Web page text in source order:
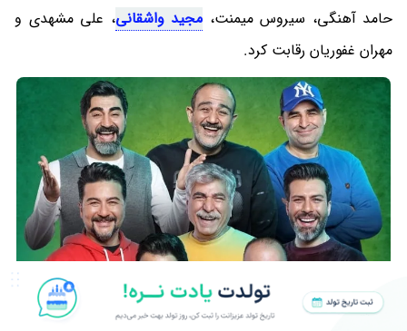
حامد آهنگی، سیروس میمنت، مجید واشقانی، علی مشهدی و
مهران غفوریان رقابت کرد.